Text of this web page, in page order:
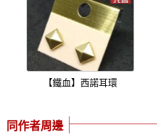
【鐵血】西諾耳環
同作者周邊